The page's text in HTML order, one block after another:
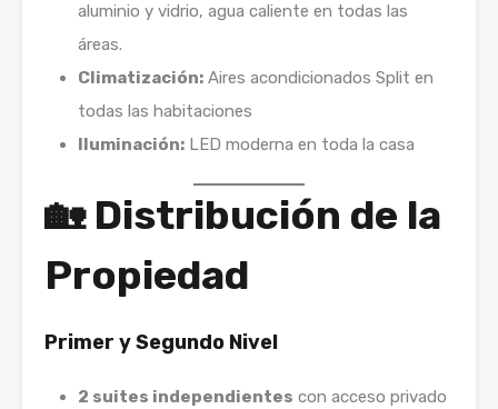
aluminio y vidrio, agua caliente en todas las
áreas.
Climatización: Aires acondicionados Split en
todas las habitaciones
Iluminación: LED moderna en toda la casa
🏡 Distribución de la
Propiedad
Primer y Segundo Nivel
2 suites independientes con acceso privado